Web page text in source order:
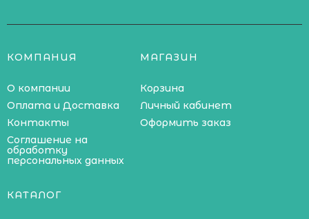
КОМПАНИЯ
О компании
Оплата и Доставка
Контакты
Соглашение на
обработку
персональных данных
МАГАЗИН
Корзина
Личный кабинет
Оформить заказ
КАТАЛОГ